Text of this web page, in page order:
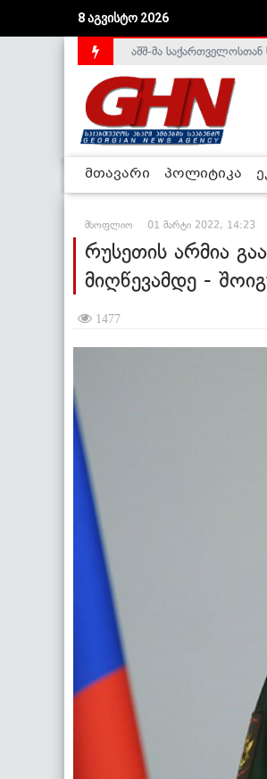
8 აგვისტო 2026
საქართველოს დე-ფაქტო
აშშ-მა საქართველოსთან
მთავარი პოლიტიკა
მსოფლიო 01 მარტი 2022, 14:23
რუსეთის არმია
მიღწევამდე -
1477